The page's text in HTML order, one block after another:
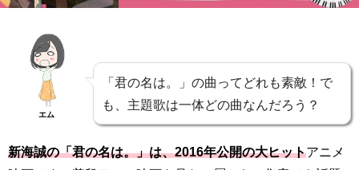
エム
「君の名は。」の曲ってどれも素敵！で
も、主題歌は一体どの曲なんだろう？
新海誠の「君の名は。」は、2016年公開の大ヒットアニメ